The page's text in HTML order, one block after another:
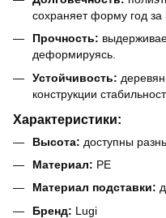
сохраняет форму год за
Прочность:
деформируясь.
Устойчивость:
конструкции
Характеристики:
Высота: доступны
Материал: PE
Материал подставки:
Бренд: Lugi